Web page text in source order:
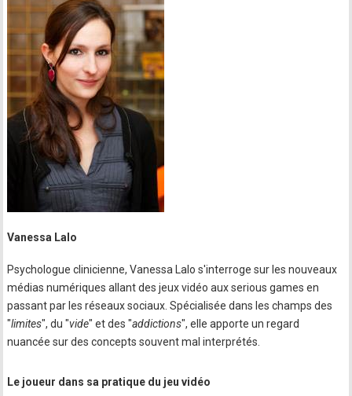
Vanessa Lalo
Psychologue clinicienne, Vanessa Lalo s'interroge sur les nouveaux
médias numériques allant des jeux vidéo aux serious games en
passant par les réseaux sociaux. Spécialisée dans les champs des
"limites", du "vide" et des "addictions", elle apporte un regard
nuancée sur des concepts souvent mal interprétés.
Le joueur dans sa pratique du jeu vidéo